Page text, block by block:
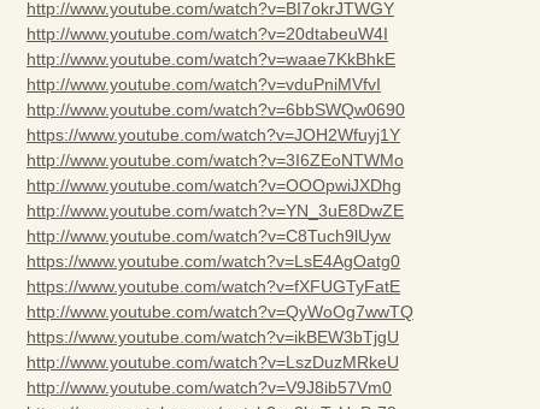
http://www.youtube.com/watch?v=BI7okrJTWGY
http://www.youtube.com/watch?v=20dtabeuW4I
http://www.youtube.com/watch?v=waae7KkBhkE
http://www.youtube.com/watch?v=vduPniMVfvI
http://www.youtube.com/watch?v=6bbSWQw0690
https://www.youtube.com/watch?v=JOH2Wfuyj1Y
http://www.youtube.com/watch?v=3I6ZEoNTWMo
http://www.youtube.com/watch?v=OOOpwiJXDhg
http://www.youtube.com/watch?v=YN_3uE8DwZE
http://www.youtube.com/watch?v=C8Tuch9lUyw
https://www.youtube.com/watch?v=LsE4AgOatg0
https://www.youtube.com/watch?v=fXFUGTyFatE
http://www.youtube.com/watch?v=QyWoOg7wwTQ
https://www.youtube.com/watch?v=ikBEW3bTjgU
http://www.youtube.com/watch?v=LszDuzMRkeU
http://www.youtube.com/watch?v=V9J8ib57Vm0